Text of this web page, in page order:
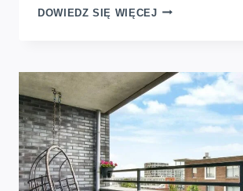
DOWIEDZ SIĘ WIĘCEJKARTON
TEKTURĘ
DO
ŚCIÓŁKOWANIA
POPRAWY
JAKOŚCI
ZIEMI?